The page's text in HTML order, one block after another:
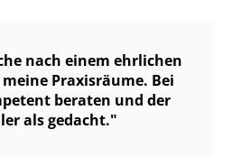
nach einem ehrlichen
Praxisräume. Bei
beraten und der
als gedacht.